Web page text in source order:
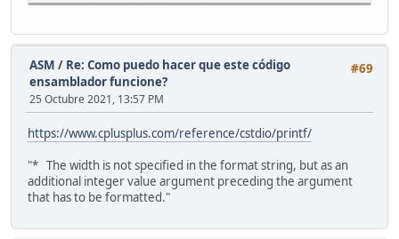
#69
ASM / Re: Como puedo hacer que este código
ensamblador funcione?
25 Octubre 2021, 13:57 PM
https://www.cplusplus.com/reference/cstdio/printf/
"* The width is not specified in the format string, but as an
additional integer value argument preceding the argument
that has to be formatted."